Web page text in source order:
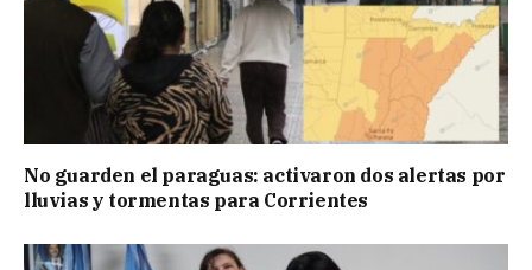
No guarden el paraguas: activaron dos alertas por
lluvias y tormentas para Corrientes